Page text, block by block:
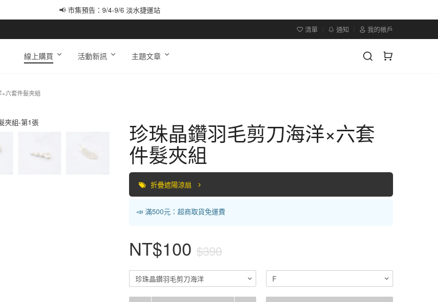
📢 市集預告：9/4-9/6 淡水捷運站
清單 通知 我的帳戶
線上購買 活動新訊 主題文章
六套件髮夾組
珍珠晶鑽羽毛剪刀海洋×六套
件髮夾組
折疊遮陽涼扇
📣 滿500元：超商取貨免運費
NT$100 $390
珍珠晶鑽羽毛剪刀海洋 F